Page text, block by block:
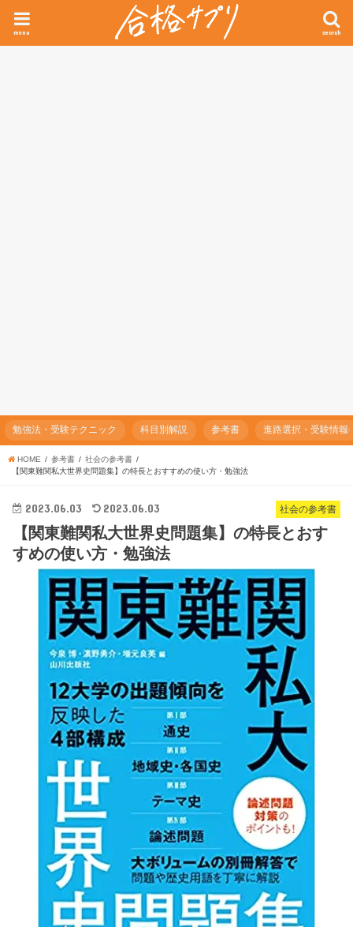
search
menu
勉強法・受験テクニック 科目別解説 参考書 進路選択・受験情報
HOME 参考書
社会の参考書
【関東難関私大世界史問題集】の特長とおすすめの使い方・勉強法
社会の参考書
2023.06.03 2023.06.03
【関東難関私大世界史問題集】の特長とおす
すめの使い方・勉強法